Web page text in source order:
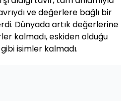
ve değerlere bağlı bir
Dünyada artık değerlerine
kalmadı, eskiden olduğu
isimler kalmadı.